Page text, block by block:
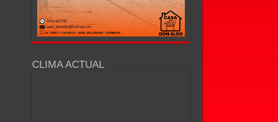
CLIMA ACTUAL